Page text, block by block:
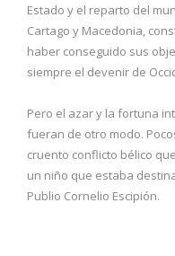
Estado y el reparto del
Cartago y Macedonia,
haber conseguido sus
siempre el devenir de
Pero el azar y la fortuna
fueran de otro modo.
cruento conflicto bélico
un niño que estaba
Publio Cornelio Escipión.